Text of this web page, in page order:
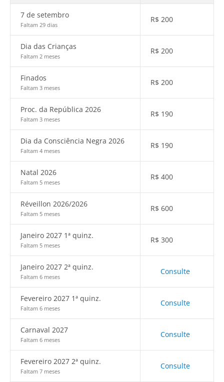
7 de setembro
Faltam 29 dias
R$ 200
Dia das Crianças
Faltam 2 meses
R$ 200
Finados
Faltam 3 meses
R$ 200
Proc. da República 2026
Faltam 3 meses
R$ 190
Dia da Consciência Negra 2026
Faltam 4 meses
R$ 190
Natal 2026
Faltam 5 meses
R$ 400
Réveillon 2026/2026
Faltam 5 meses
R$ 600
Janeiro 2027 1ª quinz.
Faltam 5 meses
R$ 300
Janeiro 2027 2ª quinz.
Faltam 6 meses
Consulte
Fevereiro 2027 1ª quinz.
Faltam 6 meses
Consulte
Carnaval 2027
Faltam 6 meses
Consulte
Fevereiro 2027 2ª quinz.
Faltam 7 meses
Consulte